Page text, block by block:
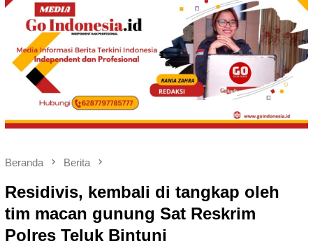
Beranda Berita
Residivis, kembali di tangkap oleh
tim macan gunung Sat Reskrim
Polres Teluk Bintuni